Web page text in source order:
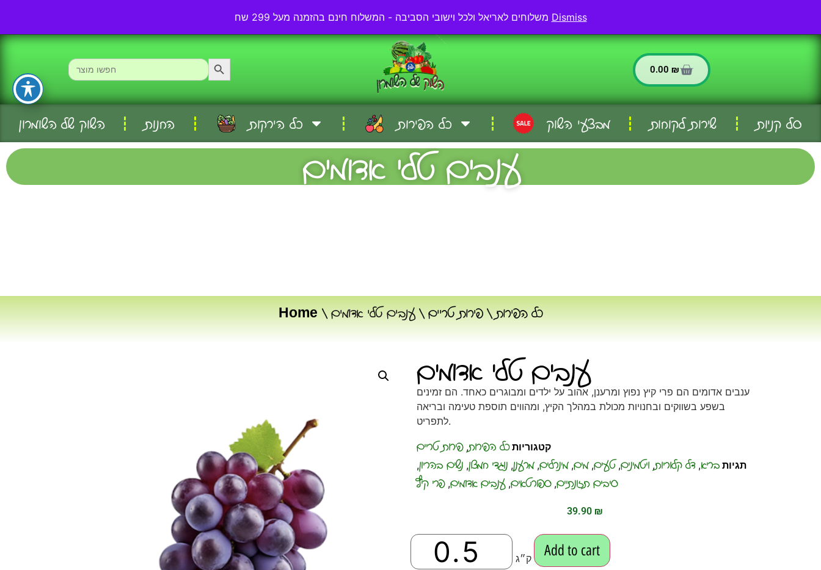
Dismiss
03-57-57-000
Search
for:
Search Button
0.00 ₪
השוק של השומרון החנות כל הירקות כל הפירות מבצעי השוק שירות לקוחות סל קניות
ענבים טלי אדומים
Home/ כל הפירות/פירות טריים/ ענבים טלי אדומים
ענבים טלי אדומים
ענבים אדומים הם פרי קיץ נפוץ ומרענן, אהוב על ילדים ומבוגרים כאחד. הם זמינים
בשפע בשווקים ובחנויות מכולת במהלך הקיץ, ומהווים תוספת טעימה ובריאה
לתפריט.
קטגוריותכל הפירות,פירות טריים
תגיות בריא,דל קלוריות, ויטמינים, טעים,מים,מינרלים,מרענן, נוגדי חמצון, נשים בהריון,
סיבים תזונתיים,ספורטאים,ענבים אדומים,פרי קיץ
39.90 ₪
ק״ג Add to cart